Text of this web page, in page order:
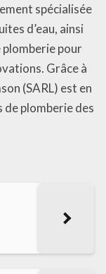
spécialisée
d’eau, ainsi
plomberie pour
Grâce à
(SARL) est en
de plomberie des